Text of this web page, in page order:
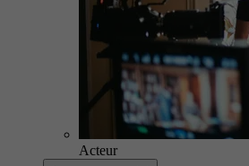
Acteur